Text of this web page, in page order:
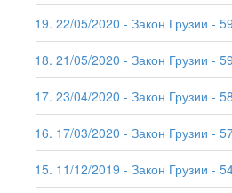
219. 22/05/2020 - Закон Грузии -
218. 21/05/2020 - Закон Грузии -
217. 23/04/2020 - Закон Грузии -
216. 17/03/2020 - Закон Грузии -
215. 11/12/2019 - Закон Грузии -